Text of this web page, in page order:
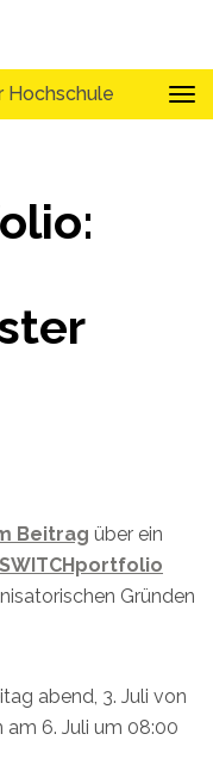
Hochschule
Beitrag über ein
SWITCHportfolio
Gründen
abend, 3. Juli von
6. Juli um 08:00